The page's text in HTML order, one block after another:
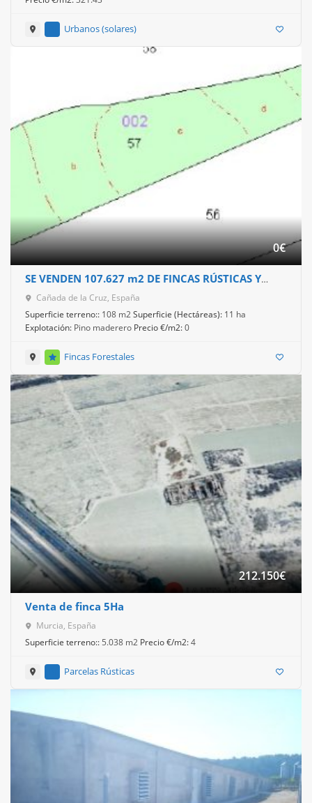
Urbanos (solares)
0€
SE VENDEN 107.627 m2 DE FINCAS RÚSTICAS Y
MONTE DE PINAR.
Cañada de la Cruz, España
Superficie terreno:: 108 m2Superficie (Hectáreas): 11 ha
Explotación: Pino maderero Precio €/m2:0
Fincas Forestales
212.150€
Venta de finca 5Ha
Murcia, España
Superficie terreno:: 5.038 m2 Precio €/m2:4
Parcelas Rústicas